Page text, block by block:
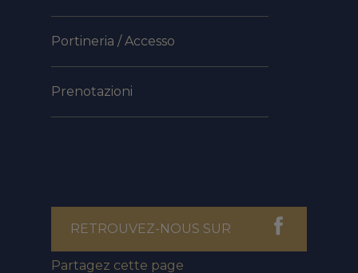
Portineria / Accesso
Prenotazioni
RETROUVEZ-NOUS SUR
Partagez cette page